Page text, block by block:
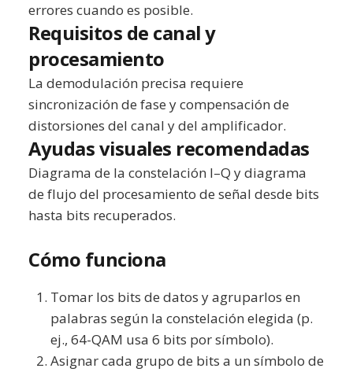
errores cuando es posible.
Requisitos de canal y
procesamiento
La demodulación precisa requiere
sincronización de fase y compensación de
distorsiones del canal y del amplificador.
Ayudas visuales recomendadas
Diagrama de la constelación I–Q y diagrama
de flujo del procesamiento de señal desde bits
hasta bits recuperados.
Cómo funciona
Tomar los bits de datos y agruparlos en
palabras según la constelación elegida (p.
ej., 64-QAM usa 6 bits por símbolo).
Asignar cada grupo de bits a un símbolo de